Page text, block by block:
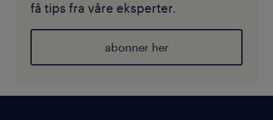
få tips fra våre eksperter.
abonner her